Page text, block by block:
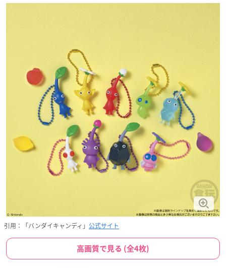
引用：「バンダイキャンディ」 公式サイト
高画質で見る (全4枚)